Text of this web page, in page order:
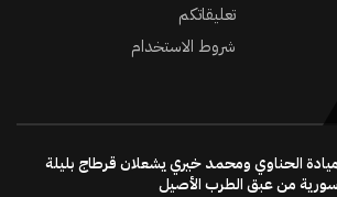
تعليقاتكم
شروط الاستخدام
ميادة الحناوي ومحمد خيري يشعلان قرطاج بليلة
سورية من عبق الطرب الأصيل